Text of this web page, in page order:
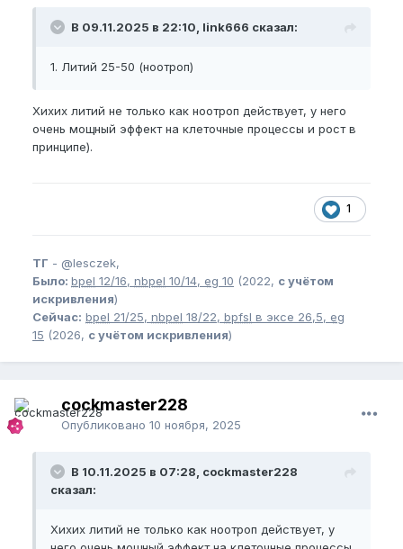
В 09.11.2025 в 22:10, link666 сказал:
1. Литий 25-50 (ноотроп)
Хихих литий не только как ноотроп действует, у него
очень мощный эффект на клеточные процессы и рост в
принципе).
1
ТГ - @lesczek,
Было: bpel 12/16, nbpel 10/14, eg 10 (2022, с учётом
искривления)
Сейчас: bpel 21/25, nbpel 18/22, bpfsl в эксе 26,5, eg
15 (2026, с учётом искривления)
cockmaster228
Опубликовано 10 ноября, 2025
В 10.11.2025 в 07:28, cockmaster228
сказал:
Хихих литий не только как ноотроп действует, у